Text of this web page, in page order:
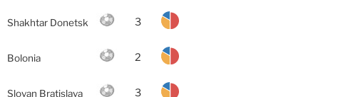
Shakhtar Donetsk 3
Bolonia 2
Slovan Bratislava 3